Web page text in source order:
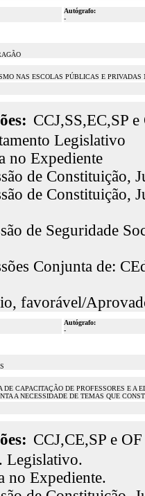
Autógrafo:
-
NAS ESCOLAS PÚBLICAS E PRIVADAS
CCJ,SS,EC,SP e
Legislativo
no Expediente
de Constituição,
de Constituição,
de Seguridade
Conjunta de:
favorável/
Autógrafo:
-
CAPACITAÇÃO DE PROFESSORES E
A NECESSIDADE DE TEMAS QUE
CCJ,CE,SP e OF
Legislativo.
no Expediente.